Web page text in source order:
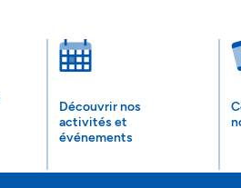
Découvrir nos
activités et
événements